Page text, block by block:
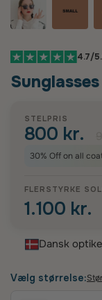
4.7/
STELPRIS
800 kr.
30% Off on all
FLERSTYRKE
1.100 kr.
Dansk
Vælg størrelse: